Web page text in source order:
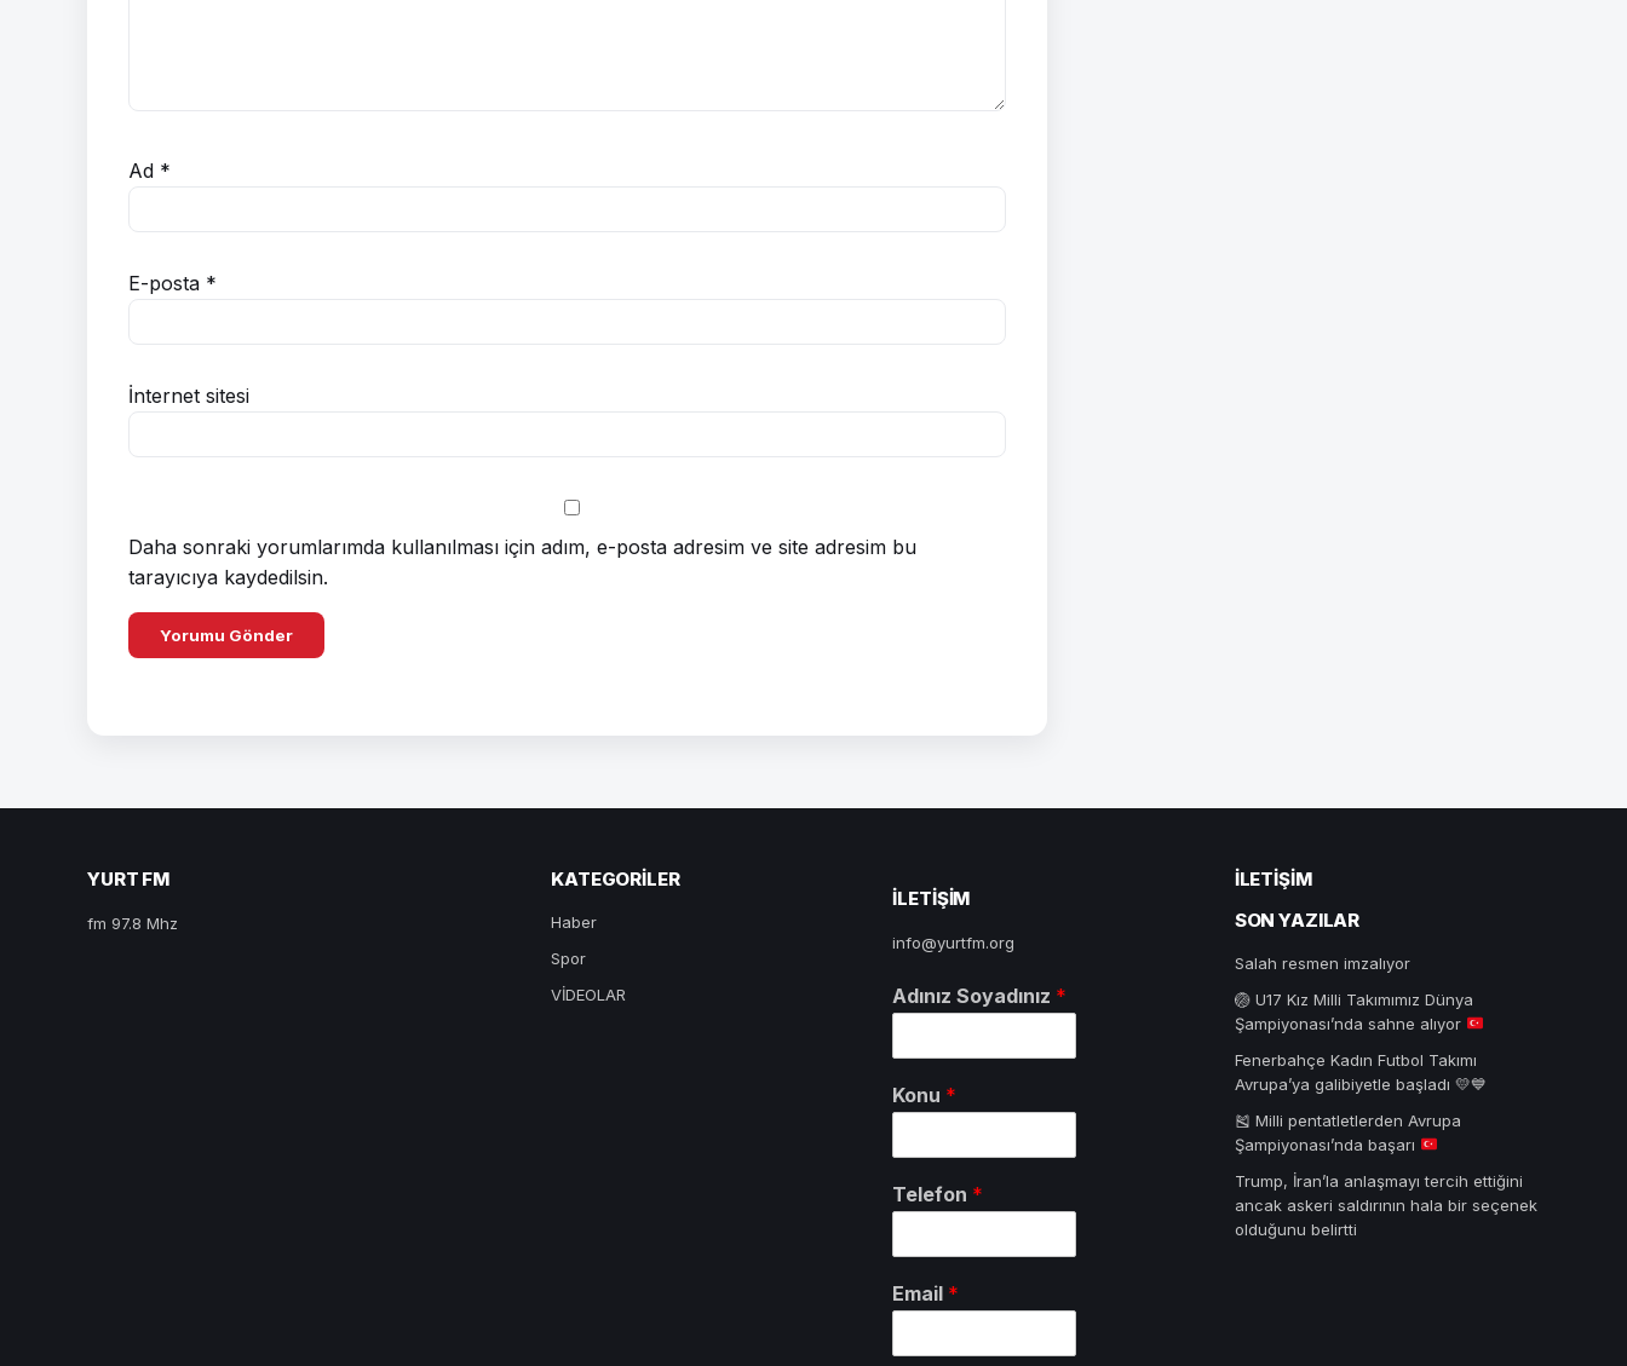
Ad *
E-posta *
İnternet sitesi
Daha sonraki yorumlarımda kullanılması için adım, e-posta adresim ve site adresim bu
tarayıcıya kaydedilsin.
YURT FM
fm 97.8 Mhz
KATEGORILER
Haber
Spor
VİDEOLAR
ILETIŞIM
info@yurtfm.org
Adınız Soyadınız *
Konu *
Telefon *
Email *
İLETIŞIM
SON YAZILAR
Salah resmen imzalıyor
🏐U17 Kız Milli Takımımız Dünya
Şampiyonası’nda sahne alıyor
Fenerbahçe Kadın Futbol Takımı
Avrupa’ya galibiyetle başladı 💛💙
🎽 Milli pentatletlerden Avrupa
Şampiyonası’nda başarı
Trump, İran’la anlaşmayı tercih ettiğini
ancak askeri saldırının hala bir seçenek
olduğunu belirtti